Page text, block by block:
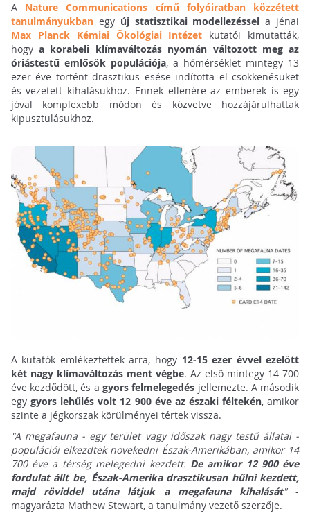
A Nature Communications című folyóiratban közzétett
tanulmányukbanegy új statisztikai modellezéssel a jénai
Max Planck Kémiai Ökológiai Intézet kutatói kimutatták,
hogya korabeli klímaváltozás nyomán változott meg az
óriástestű emlősök populációja, a hőmérséklet mintegy 13
ezer éve történt drasztikus esése indította el csökkenésüket
és vezetett kihalásukhoz. Ennek ellenére az emberek is egy
jóval komplexebb módon és közvetve hozzájárulhattak
kipusztulásukhoz.
A kutatók emlékeztettek arra, hogy 12-15 ezer évvel ezelőtt
két nagy klímaváltozás ment végbe. Az első mintegy 14 700
éve kezdődött, és a gyors felmelegedés jellemezte. A második
egy gyors lehűlés volt 12 900 éve az északi féltekén, amikor
szinte a jégkorszak körülményei tértek vissza.
"A megafauna - egy terület vagy időszak nagy testű állatai -
populációi elkezdtek növekedni Észak-Amerikában, amikor 14
700 éve a térség melegedni kezdett. De amikor 12 900 éve
fordulat állt be, Észak-Amerika drasztikusan hűlni kezdett,
majd röviddel utána látjuk a megafauna kihalását"-
magyarázta Mathew Stewart, a tanulmány vezető szerzője.